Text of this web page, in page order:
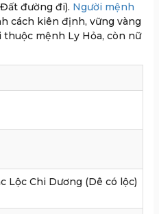
đường đi). Người mệnh
cách kiên định, vững vàng
mệnh Ly Hỏa, còn nữ
Lộc Chi Dương (Dê có lộc)